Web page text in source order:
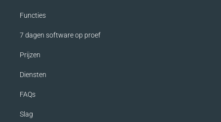
Functies
7 dagen software op proef
Prijzen
Diensten
FAQs
Slag